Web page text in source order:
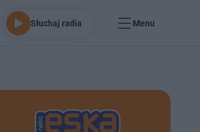
Słuchaj radia Menu